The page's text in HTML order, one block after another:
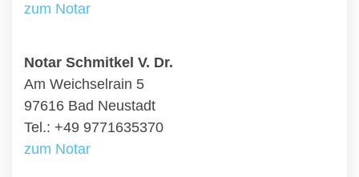
zum Notar
Notar Schmitkel V. Dr.
Am Weichselrain 5
97616 Bad Neustadt
Tel.: +49 9771635370
zum Notar